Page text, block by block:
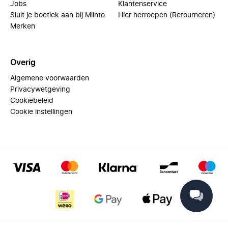
Jobs
Sluit je boetiek aan bij Miinto
Merken
Klantenservice
Hier herroepen (Retourneren)
Overig
Algemene voorwaarden
Privacywetgeving
Cookiebeleid
Cookie instellingen